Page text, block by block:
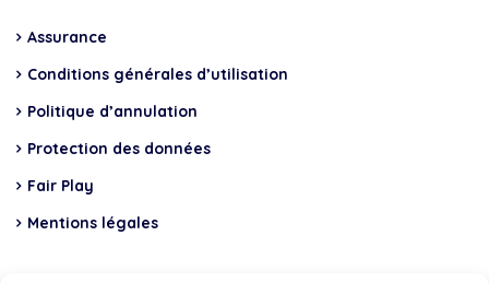
Assurance
Conditions générales d’utilisation
Politique d’annulation
Protection des données
Fair Play
Mentions légales